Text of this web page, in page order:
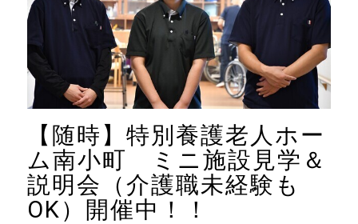
【随時】特別養護老人ホー
ム南小町 ミニ施設見学＆
説明会（介護職未経験も
OK）開催中！！